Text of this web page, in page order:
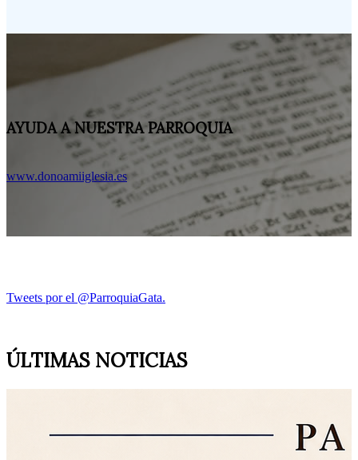
AYUDA A NUESTRA PARROQUIA
www.donoamiiglesia.es
Tweets por el @ParroquiaGata.
ÚLTIMAS NOTICIAS